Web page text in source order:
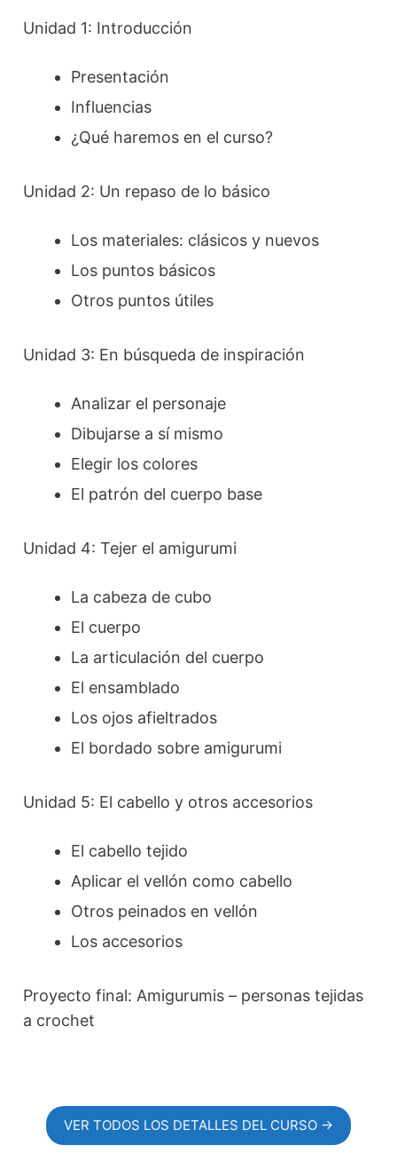
Unidad 1: Introducción
Presentación
Influencias
¿Qué haremos en el curso?
Unidad 2: Un repaso de lo básico
Los materiales: clásicos y nuevos
Los puntos básicos
Otros puntos útiles
Unidad 3: En búsqueda de inspiración
Analizar el personaje
Dibujarse a sí mismo
Elegir los colores
El patrón del cuerpo base
Unidad 4: Tejer el amigurumi
La cabeza de cubo
El cuerpo
La articulación del cuerpo
El ensamblado
Los ojos afieltrados
El bordado sobre amigurumi
Unidad 5: El cabello y otros accesorios
El cabello tejido
Aplicar el vellón como cabello
Otros peinados en vellón
Los accesorios
Proyecto final: Amigurumis – personas tejidas
a crochet
VER TODOS LOS DETALLES DEL CURSO →